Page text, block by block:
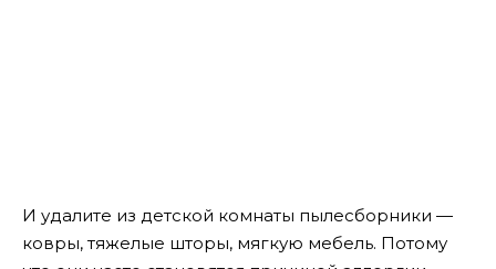
И удалите из детской комнаты пылесборники —
ковры, тяжелые шторы, мягкую мебель. Потому